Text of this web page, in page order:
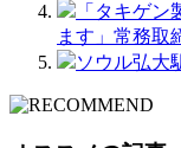
「タキゲ
ます」常務取
ソウル弘大